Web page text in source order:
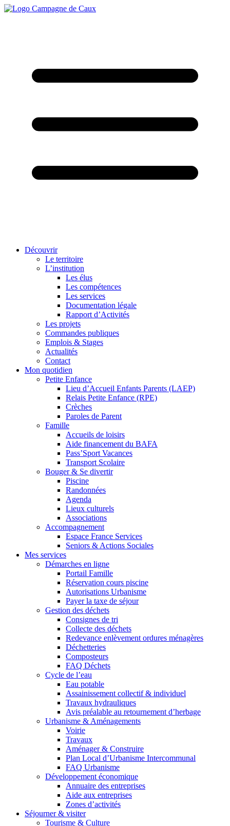
Découvrir
Le territoire
L’institution
Les élus
Les compétences
Les services
Documentation légale
Rapport d’Activités
Les projets
Commandes publiques
Emplois & Stages
Actualités
Contact
Mon quotidien
Petite Enfance
Lieu d’Accueil Enfants Parents (LAEP)
Relais Petite Enfance (RPE)
Crèches
Paroles de Parent
Famille
Accueils de loisirs
Aide financement du BAFA
Pass’Sport Vacances
Transport Scolaire
Bouger & Se divertir
Piscine
Randonnées
Agenda
Lieux culturels
Associations
Accompagnement
Espace France Services
Seniors & Actions Sociales
Mes services
Démarches en ligne
Portail Famille
Réservation cours piscine
Autorisations Urbanisme
Payer la taxe de séjour
Gestion des déchets
Consignes de tri
Collecte des déchets
Redevance enlèvement ordures ménagères
Déchetteries
Composteurs
FAQ Déchets
Cycle de l’eau
Eau potable
Assainissement collectif & individuel
Travaux hydrauliques
Avis préalable au retournement d’herbage
Urbanisme & Aménagements
Voirie
Travaux
Aménager & Construire
Plan Local d’Urbanisme Intercommunal
FAQ Urbanisme
Développement économique
Annuaire des entreprises
Aide aux entreprises
Zones d’activités
Séjourner & visiter
Tourisme & Culture